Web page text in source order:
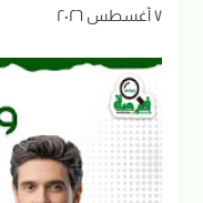
٧ أغسطس ٢٠٢٦